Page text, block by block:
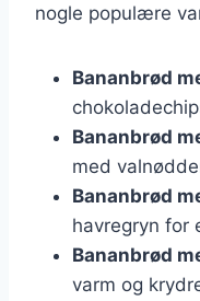
nogle populære
Bananbrød
Bananbrød
med
Bananbrød
havregryn for
Bananbrød
varm og